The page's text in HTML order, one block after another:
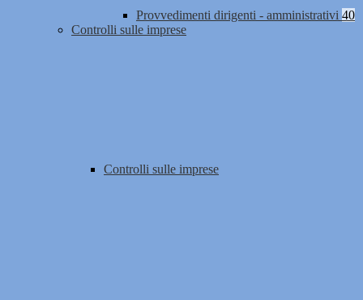
Provvedimenti dirigenti - amministrativi 40
Controlli sulle imprese
Controlli sulle imprese